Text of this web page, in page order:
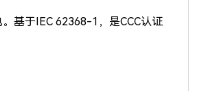
基于IEC 62368-1，是CCC认证